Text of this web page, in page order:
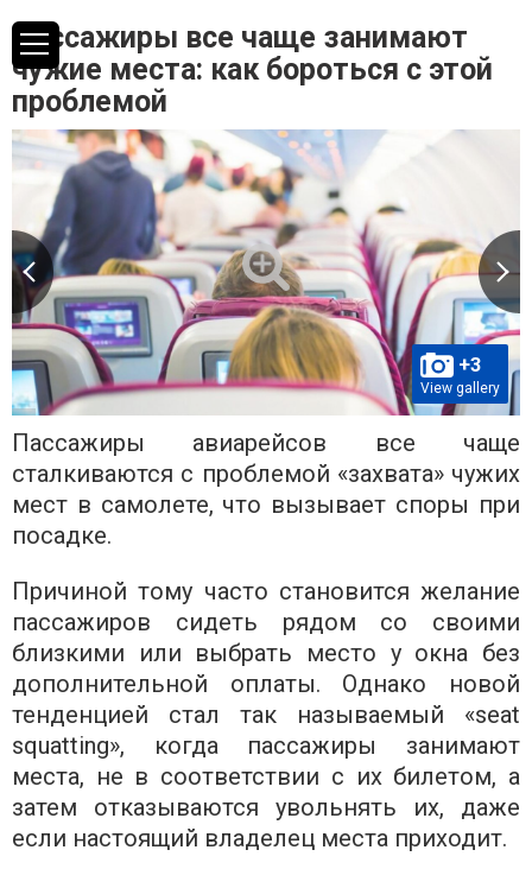
Пассажиры все чаще занимают
чужие места: как бороться с этой
проблемой
+3
View gallery
Пассажиры авиарейсов все чаще
сталкиваются с проблемой «захвата» чужих
мест в самолете, что вызывает споры при
посадке.
Причиной тому часто становится желание
пассажиров сидеть рядом со своими
близкими или выбрать место у окна без
дополнительной оплаты. Однако новой
тенденцией стал так называемый «seat
squatting», когда пассажиры занимают
места, не в соответствии с их билетом, а
затем отказываются увольнять их, даже
если настоящий владелец места приходит.